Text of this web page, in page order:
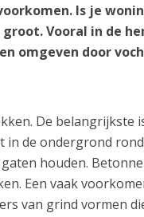
Is je
Vooral in de
omgeven door
De
in de ondergrond
houden.
Een vaak
van grind vormen